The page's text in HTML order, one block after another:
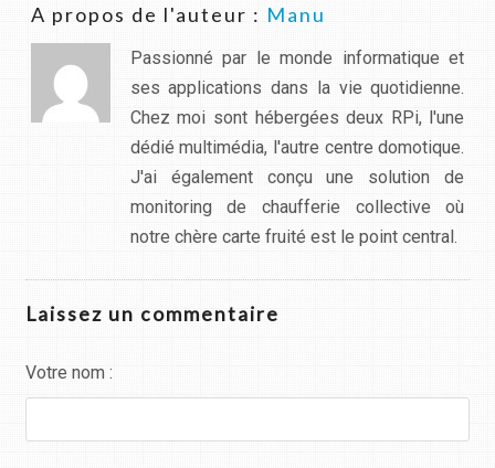
A propos de l'auteur : Manu
Passionné par le monde informatique et
ses applications dans la vie quotidienne.
Chez moi sont hébergées deux RPi, l'une
dédié multimédia, l'autre centre domotique.
J'ai également conçu une solution de
monitoring de chaufferie collective où
notre chère carte fruité est le point central.
Laissez un commentaire
Votre nom :